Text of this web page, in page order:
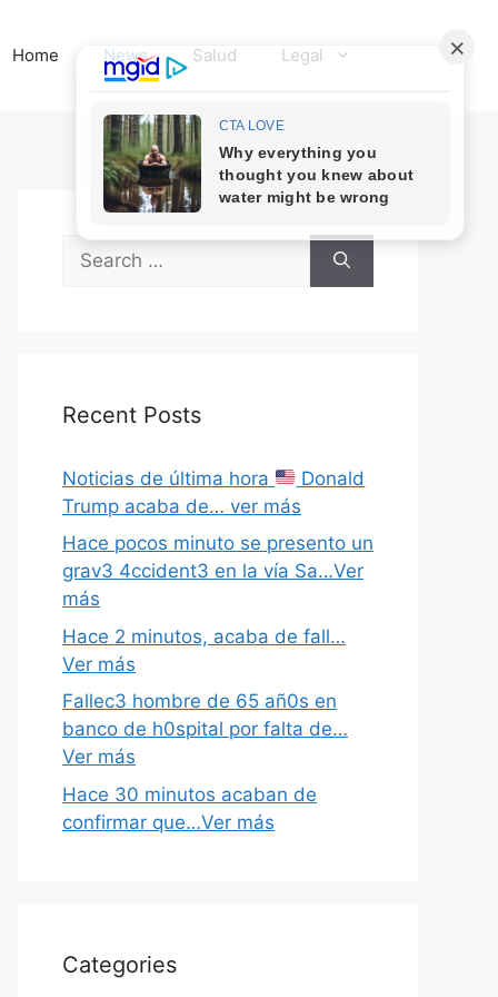
Home News Salud Legal
Search
for:
Recent Posts
Noticias de última hora
Donald
Trump acaba de… ver más
Hace pocos minuto se presento un
grav3 4ccident3 en la vía Sa…Ver
más
Hace 2 minutos, acaba de fall…
Ver más
Fallec3 hombre de 65 añ0s en
banco de h0spital por falta de…
Ver más
Hace 30 minutos acaban de
confirmar que…Ver más
Categories